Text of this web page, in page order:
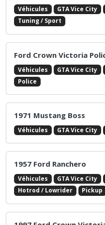
Tuning / Sport
Véhicules GTA Vice City
4x4 / Tout-terrain
Pickup
Véhicules GTA Vice City
Véhicules GTA Vice City
Tuning / Sport
Véhicules GTA Vice City